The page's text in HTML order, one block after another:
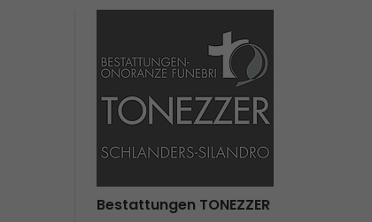
Bestattungen TONEZZER